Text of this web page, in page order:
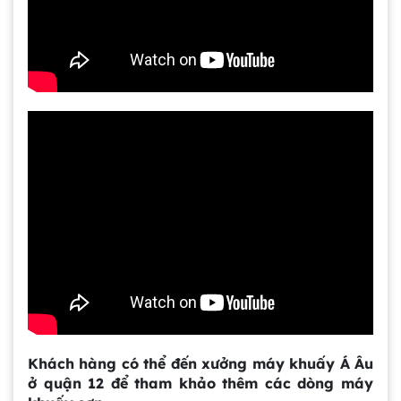
Khách hàng có thể đến xưởng máy khuấy Á Âu
ở quận 12 để tham khảo thêm các dòng máy
tại công ty Á Âu
Bồn khuấy công nghiệp là gì? Ứng dụng, cấu
đặc điểm và lý do nên dùng inox
Trong ngành chế biến thực phẩm hiện